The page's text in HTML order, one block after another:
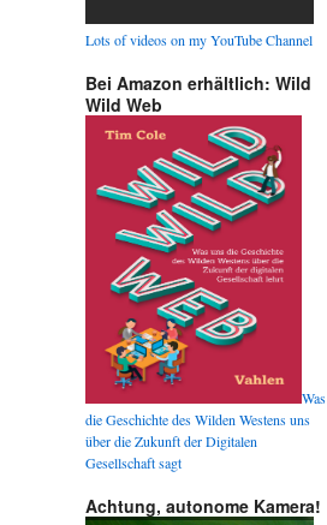
Lots of videos on my YouTube Channel
Bei Amazon erhältlich: Wild
Wild Web
Was
die Geschichte des Wilden Westens uns
über die Zukunft der Digitalen
Gesellschaft sagt
Achtung, autonome Kamera!